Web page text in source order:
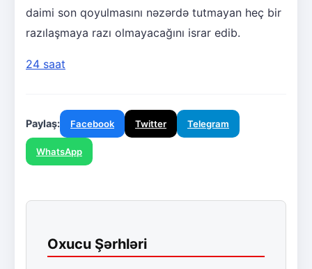
daimi son qoyulmasını nəzərdə tutmayan heç bir
razılaşmaya razı olmayacağını israr edib.
24 saat
Paylaş: Facebook Twitter Telegram
WhatsApp
Oxucu Şərhləri